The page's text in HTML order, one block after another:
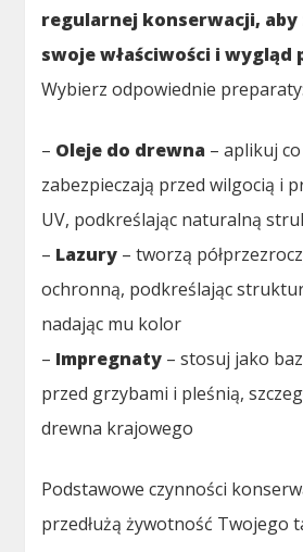
regularnej konserwacji, aby
swoje właściwości i wygląd
Wybierz odpowiednie preparaty:
– Oleje do drewna – aplikuj
zabezpieczają przed wilgocią i
UV, podkreślając naturalną
– Lazury – tworzą
ochronną, podkreślając
nadając mu kolor
– Impregnaty – stosuj jako
przed grzybami i pleśnią,
drewna krajowego
Podstawowe czynności
przedłużą żywotność Twojego